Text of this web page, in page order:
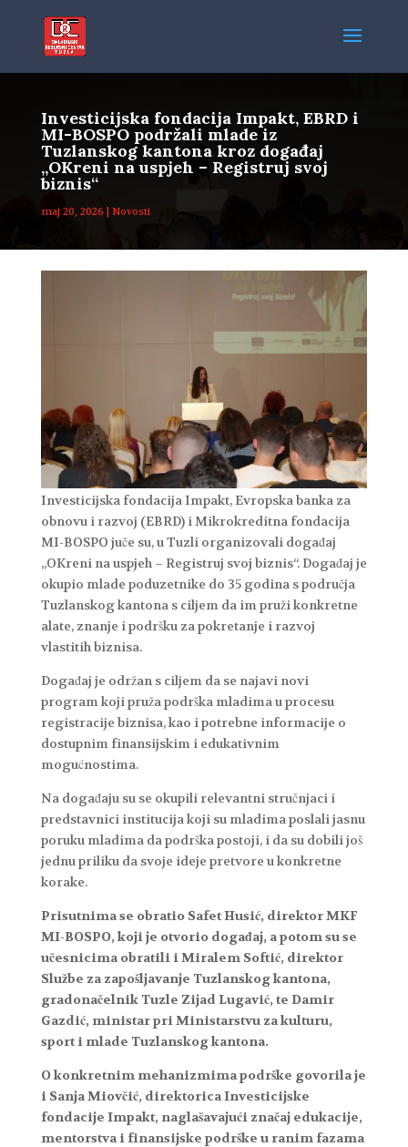
Investicijska fondacija Impakt, EBRD i
MI-BOSPO podržali mlade iz
Tuzlanskog kantona kroz događaj
„OKreni na uspjeh – Registruj svoj
biznis“
maj 20, 2026 Novosti
Investicijska fondacija Impakt, Evropska banka za
obnovu i razvoj (EBRD) i Mikrokreditna fondacija
MI-BOSPO juče su, u Tuzli organizovali događaj
„OKreni na uspjeh – Registruj svoj biznis“. Događaj je
okupio mlade poduzetnike do 35 godina s područja
Tuzlanskog kantona s ciljem da im pruži konkretne
alate, znanje i podršku za pokretanje i razvoj
vlastitih biznisa.
Događaj je održan s ciljem da se najavi novi
program koji pruža podrška mladima u procesu
registracije biznisa, kao i potrebne informacije o
dostupnim finansijskim i edukativnim
mogućnostima.
Na događaju su se okupili relevantni stručnjaci i
predstavnici institucija koji su mladima poslali jasnu
poruku mladima da podrška postoji, i da su dobili još
jednu priliku da svoje ideje pretvore u konkretne
korake.
Prisutnima se obratio Safet Husić, direktor MKF
MI-BOSPO, koji je otvorio događaj, a potom su se
učesnicima obratili i Miralem Softić, direktor
Službe za zapošljavanje Tuzlanskog kantona,
gradonačelnik Tuzle Zijad Lugavić, te Damir
Gazdić, ministar pri Ministarstvu za kulturu,
sport i mlade Tuzlanskog kantona.
O konkretnim mehanizmima podrške govorila je
i Sanja Miovčić, direktorica Investicijske
fondacije Impakt, naglašavajući značaj edukacije,
mentorstva i finansijske podrške u ranim fazama